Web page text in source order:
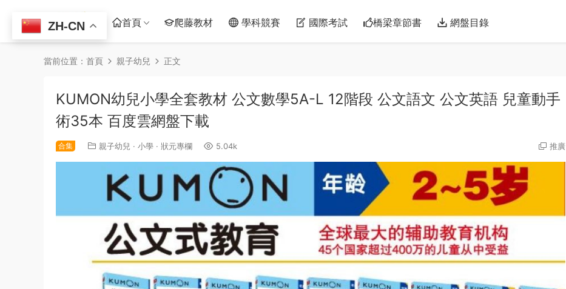
首頁 爬藤教材 學科競賽 國際考試 橋梁章節書 網盤目錄
當前位置： 首頁 親子幼兒 正文
KUMON幼兒小學全套教材 公文數學5A-L 12階段 公文語文 公文英語 兒童動手
術35本 百度雲網盤下載
合集 親子幼兒 · 小學 · 狀元專欄 5.04k 推廣
ZH-CN